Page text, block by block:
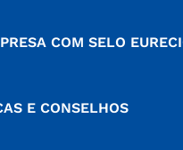
COM SELO
E CONSELHOS